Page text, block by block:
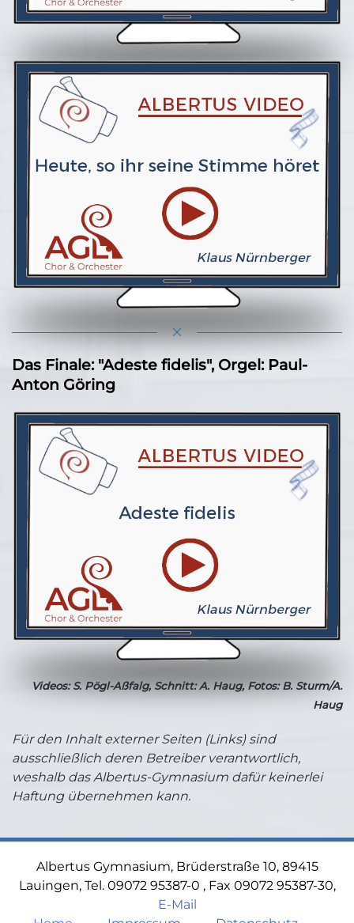
Das Finale: "Adeste fidelis", Orgel: Paul-
Anton Göring
Videos: S. Pögl-Aßfalg, Schnitt: A. Haug, Fotos: B. Sturm/A.
Haug
Für den Inhalt externer Seiten (Links) sind
ausschließlich deren Betreiber verantwortlich,
weshalb das Albertus-Gymnasium dafür keinerlei
Haftung übernehmen kann.
Albertus Gymnasium, Brüderstraße 10, 89415
Lauingen, Tel. 09072 95387-0 , Fax 09072 95387-30,
E-Mail